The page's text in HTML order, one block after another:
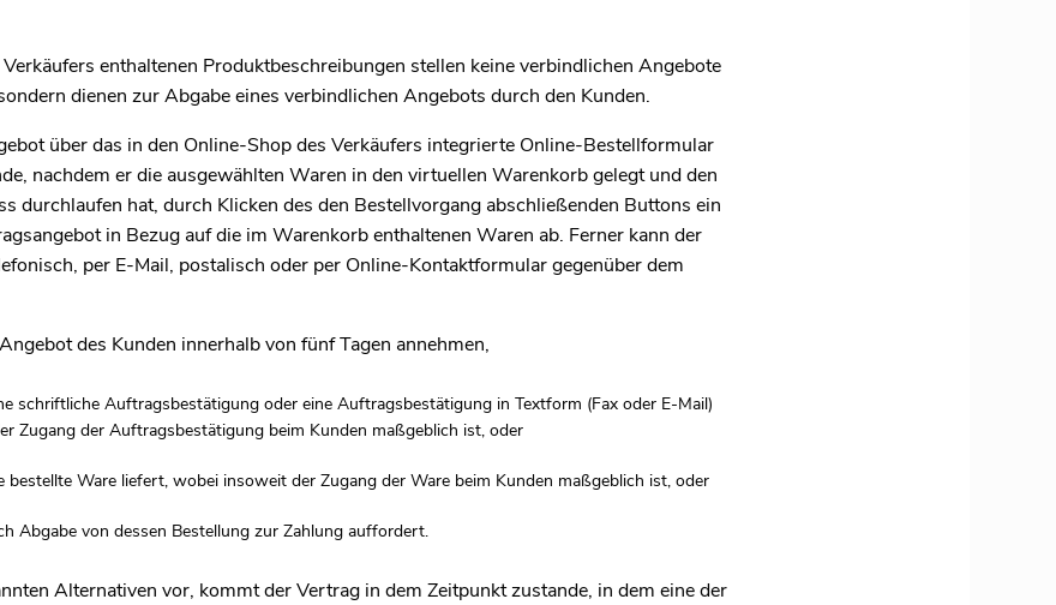
enthaltenen Produktbeschreibungen stellen keine verbindlichen Angebote
dienen zur Abgabe eines verbindlichen Angebots durch den Kunden.
über das in den Online-Shop des Verkäufers integrierte Online-Bestellformular
nachdem er die ausgewählten Waren in den virtuellen Warenkorb gelegt und den
durchlaufen hat, durch Klicken des den Bestellvorgang abschließenden Buttons ein
in Bezug auf die im Warenkorb enthaltenen Waren ab. Ferner kann der
per E-Mail, postalisch oder per Online-Kontaktformular gegenüber dem
des Kunden innerhalb von fünf Tagen annehmen,
schriftliche Auftragsbestätigung oder eine Auftragsbestätigung in Textform (Fax oder E-Mail)
Zugang der Auftragsbestätigung beim Kunden maßgeblich ist, oder
bestellte Ware liefert, wobei insoweit der Zugang der Ware beim Kunden maßgeblich ist, oder
Abgabe von dessen Bestellung zur Zahlung auffordert.
Alternativen vor, kommt der Vertrag in dem Zeitpunkt zustande, in dem eine der